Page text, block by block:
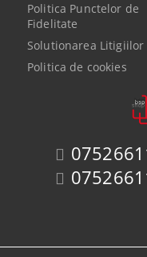
Politica Punctelor de
Fidelitate
Solutionarea Litigiilor
Politica de cookies